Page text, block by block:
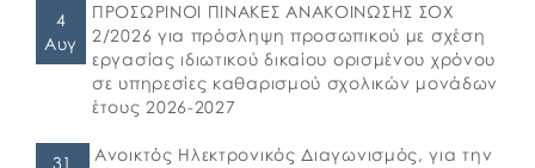
4
Αυγ
ΠΡΟΣΩΡΙΝΟΙ ΠΙΝΑΚΕΣ ΑΝΑΚΟΙΝΩΣΗΣ ΣΟΧ
2/2026 για πρόσληψη προσωπικού με σχέση
εργασίας ιδιωτικού δικαίου ορισμένου χρόνου
σε υπηρεσίες καθαρισμού σχολικών μονάδων
έτους 2026-2027
31
Ανοικτός Ηλεκτρονικός Διαγωνισμός, για την